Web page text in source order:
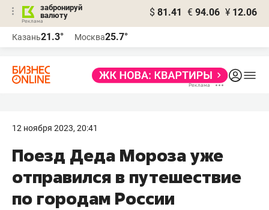
забронируй
валюту
$ 81.41 € 94.06 ¥ 12.06
Казань21.3° Москва25.7°
12 ноября 2023, 20:41
Поезд Деда Мороза уже
отправился в путешествие
по городам России